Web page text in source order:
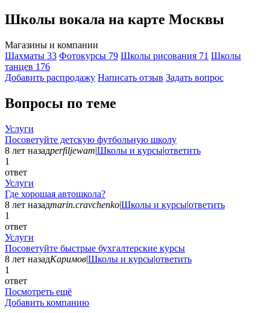
Школы вокала на карте Москвы
Магазины и компании
Шахматы 33 Фотокурсы 79 Школы рисования 71 Школы
танцев 176
Добавить раcпродажу Написать отзыв Задать вопрос
Вопросы по теме
Услуги
Посоветуйте детскую футбольную школу
8 лет назадperfiljewam|Школы и курсы|ответить
1
ответ
Услуги
Где хорошая автошкола?
8 лет назадmarin.cravchenko|Школы и курсы|ответить
1
ответ
Услуги
Посоветуйте быстрые бухгалтерские курсы
8 лет назадКаримов|Школы и курсы|ответить
1
ответ
Посмотреть ещё
Добавить компанию